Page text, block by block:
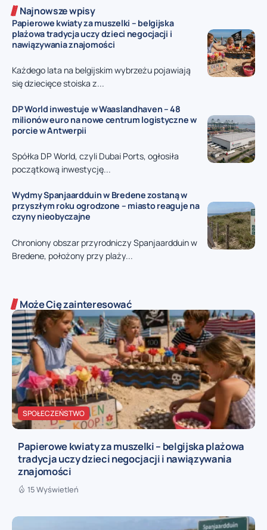
Najnowsze wpisy
Papierowe kwiaty za muszelki – belgijska
plażowa tradycja uczy dzieci negocjacji i
nawiązywania znajomości
Każdego lata na belgijskim wybrzeżu pojawiają
się dziecięce stoiska z...
DP World inwestuje w Waaslandhaven – 48
milionów euro na nowe centrum logistyczne w
porcie w Antwerpii
Spółka DP World, czyli Dubai Ports, ogłosiła
początkową inwestycję...
Wydmy Spanjaardduin w Bredene zostaną w
przyszłym roku ogrodzone – miasto reaguje na
czyny nieobyczajne
Chroniony obszar przyrodniczy Spanjaardduin w
Bredene, położony przy plaży...
Może Cię zainteresować
SPOŁECZEŃSTWO
Papierowe kwiaty za muszelki – belgijska plażowa
tradycja uczy dzieci negocjacji i nawiązywania
znajomości
15 Wyświetleń